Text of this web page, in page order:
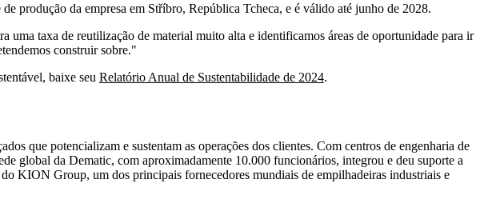
produção da empresa em Stříbro, República Tcheca, e é válido até junho de 2028.
taxa de reutilização de material muito alta e identificamos áreas de oportunidade para ir
construir sobre."
baixe seu Relatório Anual de Sustentabilidade de 2024.
que potencializam e sustentam as operações dos clientes. Com centros de engenharia de
global da Dematic, com aproximadamente 10.000 funcionários, integrou e deu suporte a
KION Group, um dos principais fornecedores mundiais de empilhadeiras industriais e